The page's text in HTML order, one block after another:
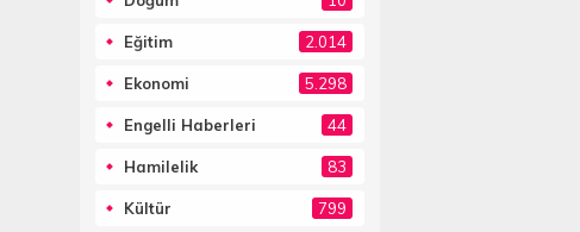
Eğitim 2.014
Ekonomi 5.298
Engelli Haberleri 44
Hamilelik 83
Kültür 799